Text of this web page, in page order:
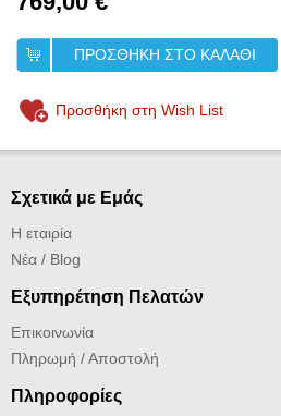
ΠΡΟΣΘΗΚΗ ΣΤΟ ΚΑΛΑΘΙ
Προσθήκη στη Wish List
Σχετικά με Εμάς
Η εταιρία
Νέα / Blog
Εξυπηρέτηση Πελατών
Επικοινωνία
Πληρωμή / Αποστολή
Πληροφορίες